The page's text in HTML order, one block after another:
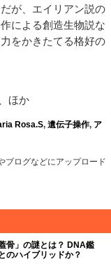
が、エイリアン説の
による創造生物説な
をかきたてる格好の
ほか
Rosa.S, 遺伝子操作, ア
ブログなどにアップロード
骨」の謎とは？ DNA鑑
のハイブリッドか？